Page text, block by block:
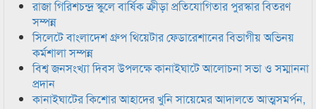
রাজা গিরিশচন্দ্র স্কুলে বার্ষিক ক্রীড়া প্রতিযোগিতার পুরস্কার বিতরণ
সম্পন্ন
সিলেটে বাংলাদেশ গ্রুপ থিয়েটার ফেডারেশানের বিভাগীয় অভিনয়
কর্মশালা সম্পন্ন
বিশ্ব জনসংখ্যা দিবস উপলক্ষে কানাইঘাটে আলোচনা সভা ও সম্মাননা
প্রদান
কানাইঘাটের কিশোর আহাদের খুনি সায়েমের আদালতে আত্মসমর্পন,